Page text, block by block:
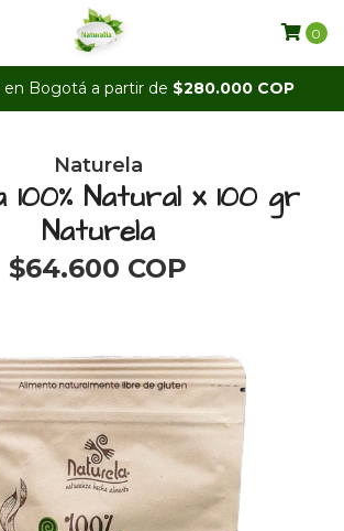
en Bogotá a partir de $280.000 COP
0
Naturela
100% Natural x 100 gr
Naturela
$64.600 COP